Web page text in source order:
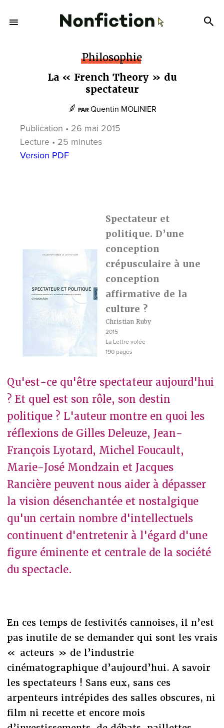
Philosophie
La « French Theory » du
spectateur
PAR Quentin MOLINIER
Publication • 26 mai 2015
Lecture • 25 minutes
Version PDF
Spectateur et
politique. D’une
conception
crépusculaire à une
conception
affirmative de la
culture ?
Christian Ruby
2015
La Lettre volée
190 pages
Qu'est-ce qu'être spectateur aujourd'hui
? Et quel est son rôle, son destin
politique ? L'auteur montre en quoi les
réflexions de Gilles Deleuze, Jean-
François Lyotard, Michel Foucault,
Marie-José Mondzain et Jacques
Rancière peuvent nous aider à dépasser
la vision désenchantée et nostalgique
qu'un certain nombre d'intellectuels
continuent d'entretenir à l'égard d'une
figure éminente et centrale de la société
du spectacle.
En ces temps de festivités cannoises, il n’est
pas inutile de se demander qui sont les vrais
« acteurs » de l’industrie
cinématographique d’aujourd’hui. A savoir
les spectateurs ! Sans eux, sans ces
arpenteurs intrépides des salles obscures, ni
film ni recette et encore mois